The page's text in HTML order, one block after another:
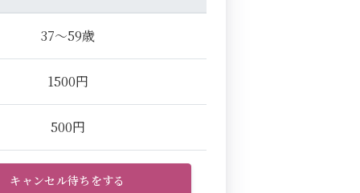
37～59歳
1500円
500円
キャンセル待ちをする